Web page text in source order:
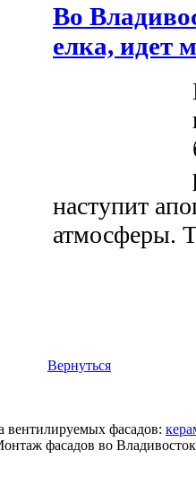
Во
елка, идет
наступит
атмосферы.
Вернуться
фасадов:
фасадов во